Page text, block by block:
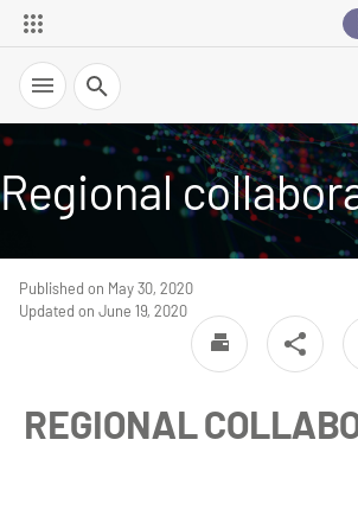
Search
Regional
Published on May 30, 2020
Updated on June 19, 2020
REGIONAL